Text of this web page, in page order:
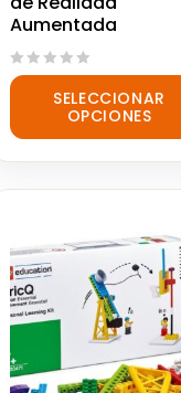
Aumentada
0
5
SELECCIONAR
OPCIONES